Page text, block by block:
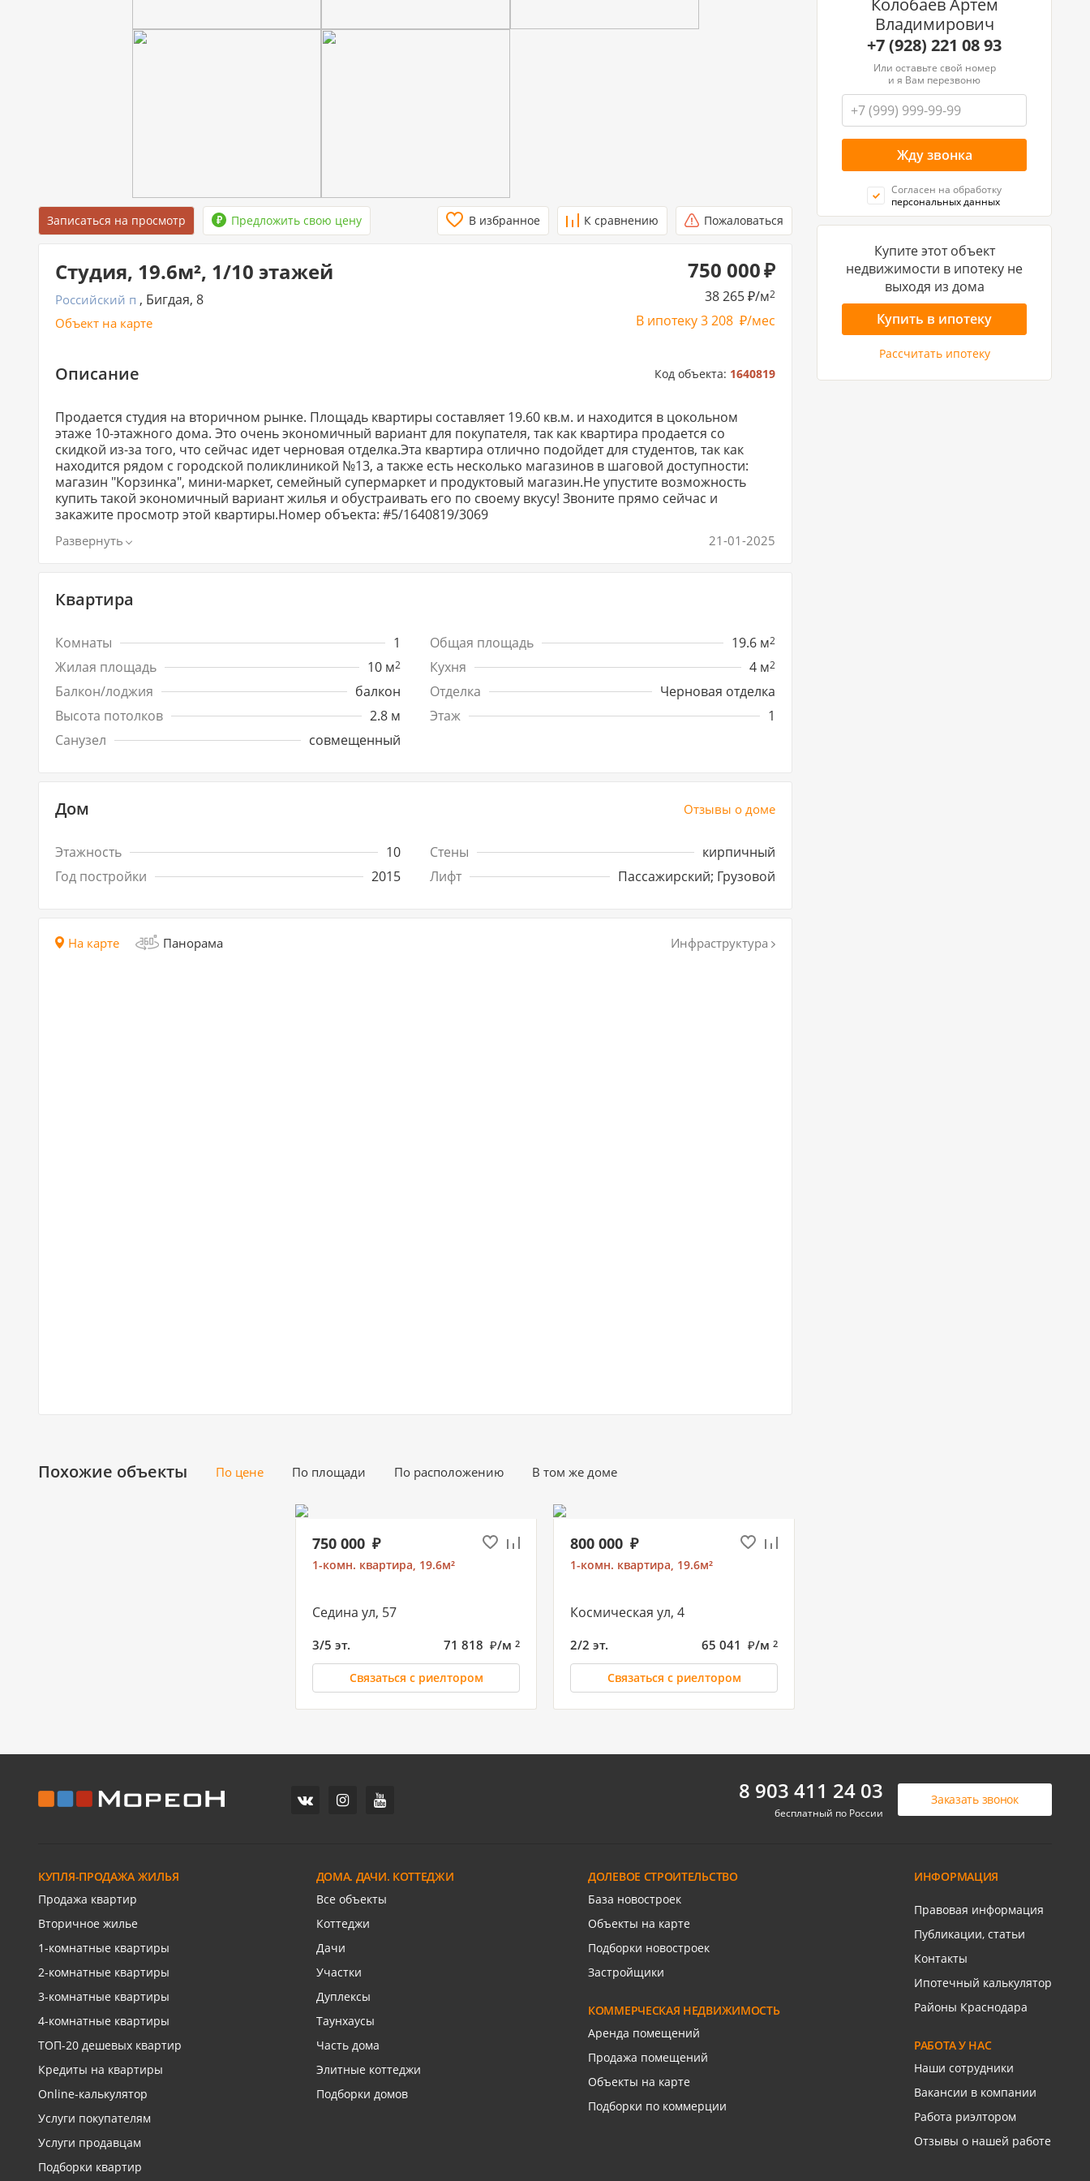
Записаться на просмотр Предложить свою цену В избранное К сравнению Пожаловаться
Студия, 19.6м², 1/10 этажей
Российский п , Бигдая, 8
Объект на карте
750 000
38 265 /м2
В ипотеку3 208 /мес
Описание Код объекта: 1640819
Продается студия на вторичном рынке. Площадь квартиры составляет 19.60 кв.м. и находится в цокольном
этаже 10-этажного дома. Это очень экономичный вариант для покупателя, так как квартира продается со
скидкой из-за того, что сейчас идет черновая отделка.Эта квартира отлично подойдет для студентов, так как
находится рядом с городской поликлиникой №13, а также есть несколько магазинов в шаговой доступности:
магазин "Корзинка", мини-маркет, семейный супермаркет и продуктовый магазин.Не упустите возможность
купить такой экономичный вариант жилья и обустраивать его по своему вкусу! Звоните прямо сейчас и
закажите просмотр этой квартиры.Номер объекта: #5/1640819/3069
21-01-2025
Квартира
Комнаты 1 Общая площадь 19.6 м2
Жилая площадь 10 м2 Кухня 4 м2
Балкон/лоджия балкон Отделка
Черновая отделка
Высота потолков
2.8 м Этаж
1
Санузел
совмещенный
Дом Отзывы о доме
Этажность 10 Стены
кирпичный
Год постройки
2015 Лифт Пассажирский; Грузовой
На карте Панорама Инфраструктура
Владимирович
+7 (928) 221 08 93
Или оставьте свой номер
и я Вам перезвоню
Согласен на обработку
персональных данных
Купите этот объект
недвижимости в ипотеку не
выходя из дома
Купить в ипотеку
Рассчитать ипотеку
Похожие объекты По цене По площади По расположению В том же доме
750 000
1-комн. квартира, 19.6м²
Седина ул, 57
3/5 эт. 71 818 /м 2
Связаться с риелтором
800 000
1-комн. квартира, 19.6м²
Космическая ул, 4
2/2 эт. 65 041 /м 2
Связаться с риелтором
Студия, 19.6м²
9/16 эт.
1-комн. квартира, 19.6м²
1/9 эт. 133 929 7/7 эт. 94 000
3 430 000
Студия, 19.6м²
154 505
Связаться с риелтором
2-комн. квартира, 19.6м²
108 514 /м2 2/4 эт. 92 105 /м 2
Связаться с риелтором
2 200 000
1-комн. квартира, 19.6м²
10/10 эт.
10/10 эт. 53 659 /м 2
Связаться с риелтором
Заказать звонок
8 903 411 24 03
бесплатный по России
КУПЛЯ-ПРОДАЖА ЖИЛЬЯ
Продажа квартир
Вторичное жилье
1-комнатные квартиры
2-комнатные квартиры
3-комнатные квартиры
4-комнатные квартиры
ТОП-20 дешевых квартир
Кредиты на квартиры
Online-калькулятор
Услуги покупателям
Услуги продавцам
Подборки квартир
ДОМА. ДАЧИ. КОТТЕДЖИ
Все объекты
Коттеджи
Дачи
Участки
Дуплексы
Таунхаусы
Часть дома
Элитные коттеджи
Подборки домов
ДОЛЕВОЕ СТРОИТЕЛЬСТВО
База новостроек
Объекты на карте
Подборки новостроек
Застройщики
КОММЕРЧЕСКАЯ НЕДВИЖИМОСТЬ
Аренда помещений
Продажа помещений
Объекты на карте
Подборки по коммерции
ИНФОРМАЦИЯ
Правовая информация
Публикации, статьи
Контакты
Ипотечный калькулятор
Районы Краснодара
РАБОТА У НАС
Наши сотрудники
Вакансии в компании
Работа риэлтором
Отзывы о нашей работе